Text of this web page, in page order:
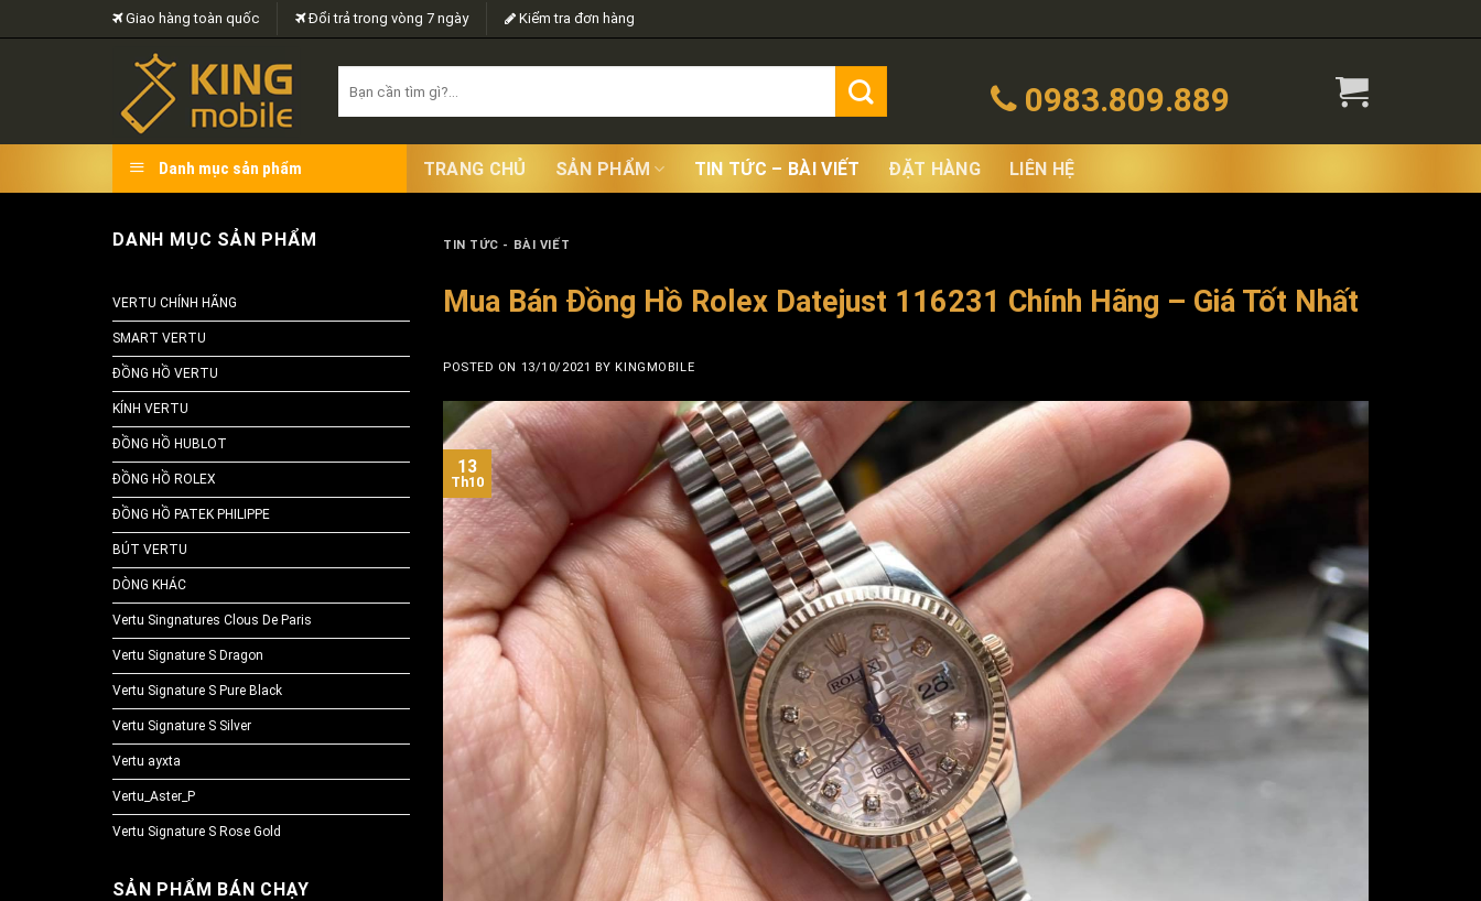
to
Giao hàng toàn quốc Đổi trả trong vòng 7 ngày Kiểm tra đơn hàng
for:
0983.809.889
Danh mục sản phẩm TRANG CHỦ SẢN PHẨM TIN TỨC – BÀI VIẾT ĐẶT HÀNG LIÊN HỆ
DANH MỤC SẢN PHẨM
VERTU CHÍNH HÃNG
SMART VERTU
ĐỒNG HỒ VERTU
KÍNH VERTU
ĐỒNG HỒ HUBLOT
ĐỒNG HỒ ROLEX
ĐỒNG HỒ PATEK PHILIPPE
BÚT VERTU
DÒNG KHÁC
Vertu Singnatures Clous De Paris
Vertu Signature S Dragon
Vertu Signature S Pure Black
Vertu Signature S Silver
Vertu ayxta
Vertu_Aster_P
Vertu Signature S Rose Gold
SẢN PHẨM BÁN CHẠY
TIN TỨC - BÀI VIẾT
Mua Bán Đồng Hồ Rolex Datejust 116231 Chính Hãng – Giá Tốt Nhất
POSTED ON 13/10/2021 BY KINGMOBILE
13
Th10